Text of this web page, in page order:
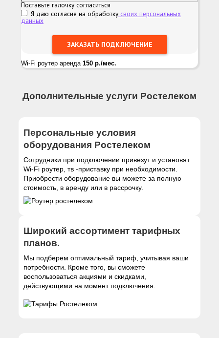
Поставьте галочку согласиться
Я даю согласие на обработку своих персональных
данных
Wi-Fi роутер аренда 150 р./мес.
Дополнительные услуги Ростелеком
Персональные условия
оборудования Ростелеком
Сотрудники при подключении привезут и установят
Wi-Fi роутер, тв -приставку при необходимости.
Приобрести оборудование вы можете за полную
стоимость, в аренду или в рассрочку.
Широкий ассортимент тарифных
планов.
Мы подберем оптимальный тариф, учитывая ваши
потребности. Кроме того, вы сможете
воспользоваться акциями и скидками,
действующими на момент подключения.